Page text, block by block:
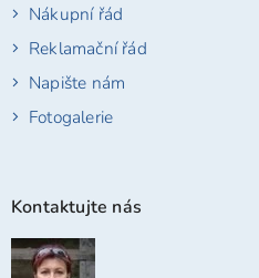
Nákupní řád
Reklamační řád
Napište nám
Fotogalerie
Kontaktujte nás